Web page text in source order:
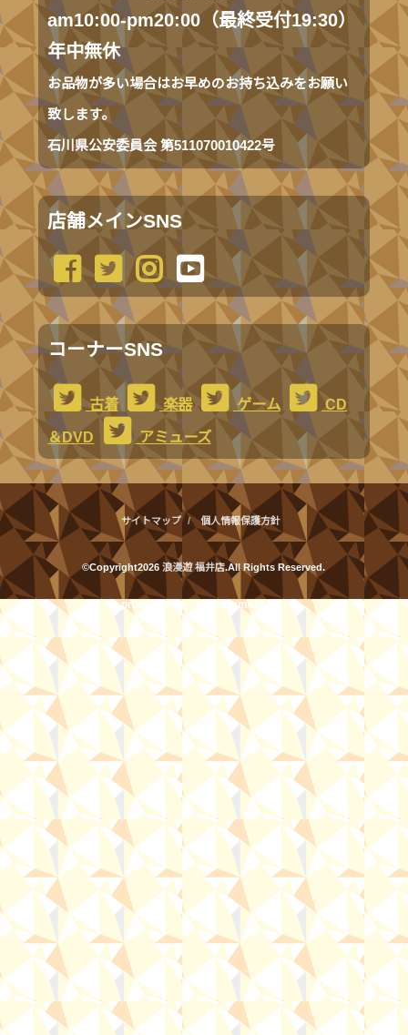
am10:00-pm20:00（最終受付19:30）
年中無休
お品物が多い場合はお早めのお持ち込みをお願い
致します。
石川県公安委員会 第511070010422号
店舗メインSNS
コーナーSNS
古着 楽器 ゲーム
CD
＆DVD
アミューズ
サイトマップ 個人情報保護方針
©Copyright2026浪漫遊 福井店.All Rights Reserved.
produced by... management by ...